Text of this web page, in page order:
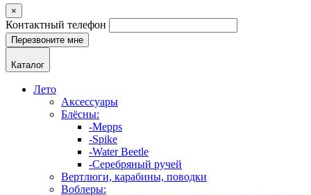
×
Контактный телефон
Каталог
Лето
Аксессуары
Блёсны:
-Mepps
-Spike
-Water Beetle
-Серебряный ручей
Вертлюги, карабины, поводки
Воблеры: